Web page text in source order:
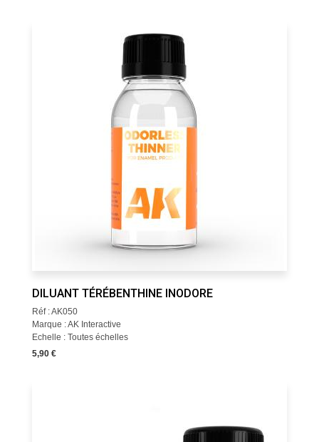
DILUANT TÉRÉBENTHINE INODORE
Réf : AK050
Marque : AK Interactive
Echelle : Toutes échelles
5,90 €